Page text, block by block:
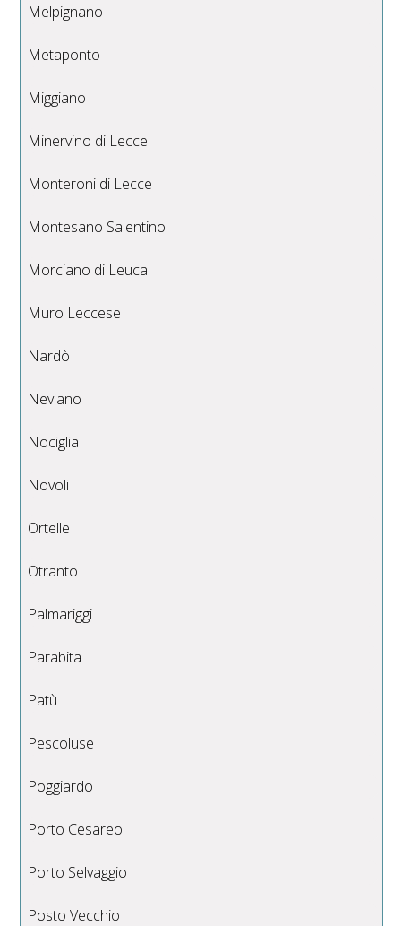
Melpignano
Metaponto
Miggiano
Minervino di Lecce
Monteroni di Lecce
Montesano Salentino
Morciano di Leuca
Muro Leccese
Nardò
Neviano
Nociglia
Novoli
Ortelle
Otranto
Palmariggi
Parabita
Patù
Pescoluse
Poggiardo
Porto Cesareo
Porto Selvaggio
Posto Vecchio